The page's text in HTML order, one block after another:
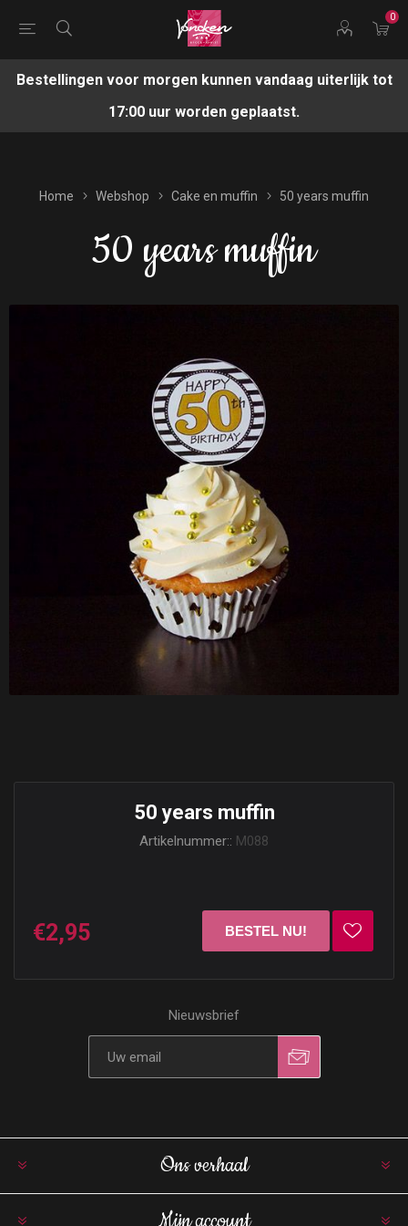
0
Bestellingen voor morgen kunnen vandaag uiterlijk tot
17:00 uur worden geplaatst.
Home Webshop Cake en muffin 50 years muffin
50 years muffin
50 years muffin
Artikelnummer:: M088
€2,95
Nieuwsbrief
Ons verhaal